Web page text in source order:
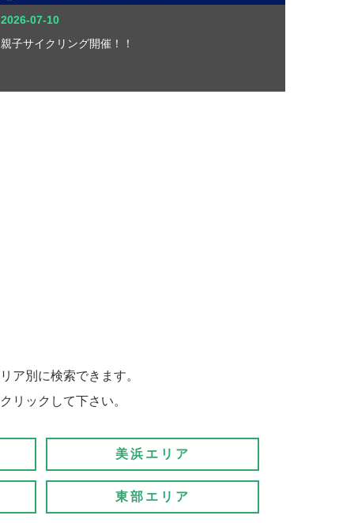
2026-07-10
親子サイクリング開催！！
ア別に検索できます。
リックして下さい。
美浜エリア
東部エリア